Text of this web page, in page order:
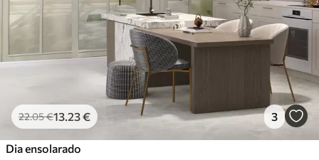
22.05€13.23€ 3
Dia ensolarado